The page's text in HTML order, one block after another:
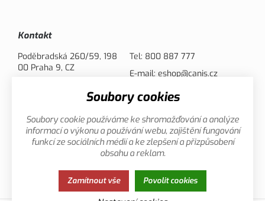
Kontakt
Poděbradská 260/59, 198
00 Praha 9, CZ
Tel: 800 887 777
E-mail: eshop@canis.cz
Možnosti platby
Zásady ochrany osobních údajů
Soubory cookies
Soubory cookie používáme ke shromažďování a analýze
informací o výkonu a používání webu, zajištění fungování
funkcí ze sociálních médií a ke zlepšení a přizpůsobení
obsahu a reklam.
Zamítnout vše Povolit cookies